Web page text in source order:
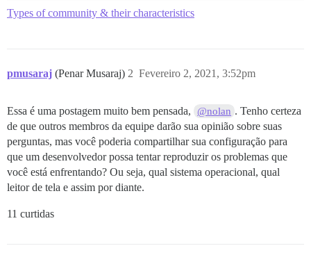
Types of community & their characteristics
pmusaraj (Penar Musaraj) Fevereiro 2, 2021, 3:52pm
2
Essa é uma postagem muito bem pensada, @nolan . Tenho certeza
de que outros membros da equipe darão sua opinião sobre suas
perguntas, mas você poderia compartilhar sua configuração para
que um desenvolvedor possa tentar reproduzir os problemas que
você está enfrentando? Ou seja, qual sistema operacional, qual
leitor de tela e assim por diante.
11 curtidas